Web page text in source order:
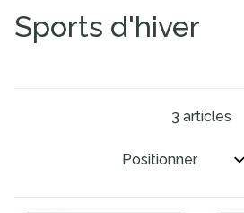
Sports d'hiver
3 articles
Trier par: